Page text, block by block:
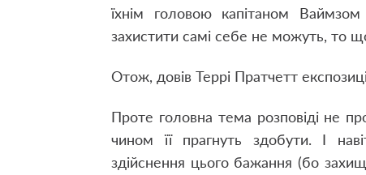
їхнім головою капітаном
захистити самі себе не можуть, то
Отож, довів Террі Пратчетт
Проте головна тема розповіді не
чином її прагнуть здобути. І
здійснення цього бажання (бо